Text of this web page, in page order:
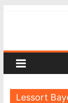
Lessort